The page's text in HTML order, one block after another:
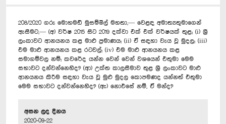
208/2020 ගරු මොහමඩ් මුසම්මිල් මහතා,— වෙළඳ අමාත්‍යතුමාගෙන්
ඇසීමට,— (අ) වර්ෂ 2015 සිට 2019 දක්වා එක් එක් වර්ෂයක් තුළ; (i) ශ්‍රී
ලංකාවට ආනයනය කළ මාළු ප්‍රමාණය; (ii) ඒ සඳහා වැය වූ මුදල; (iii)
එම මාළු ආනයනය කළ රටවල්; (iv) එම මාළු ආනයනය කළ
සමාගම්වල නම්; කවරේද යන්න වෙන් වෙන් වශයෙන් එතුමා මෙම
සභාවට දන්වන්නෙහිද? (ආ) උක්ත කාලසීමාව තුළ ශ්‍රී ලංකාවට මාළු
ආනයනය කිරීම සඳහා වැය වූ මුළු මුදල කොපමණද යන්නත් එතුමා
මෙම සභාවට දන්වන්නෙහිද? (ඇ) නොඑසේ නම්, ඒ මන්ද?
අසන ලද දිනය
2020-09-22